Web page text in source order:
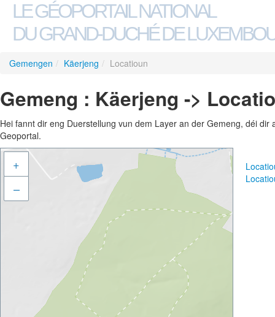
LE GÉOPORTAIL NATIONAL
DU GRAND-DUCHÉ DE
Gemengen / Käerjeng / Locatioun
Gemeng : Käerjeng ->
Hei fannt dir eng Duerstellung vun dem Layer an der Gemeng, déi
Geoportal.
+
–